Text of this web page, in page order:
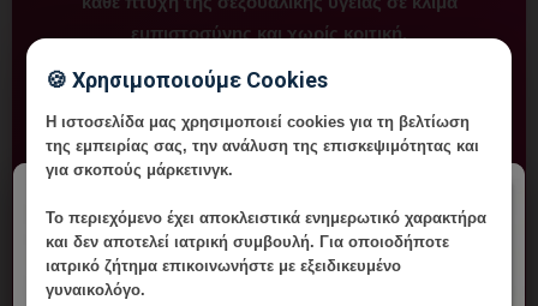
εμπιστοσύνης και χωρίς κριτική.
📞 210 6716126
✉️ ikdmd@hotmail.com
🍪 Χρησιμοποιούμε Cookies
Η ιστοσελίδα μας χρησιμοποιεί cookies για τη βελτίωση
της εμπειρίας σας, την ανάλυση της επισκεψιμότητας και
για σκοπούς μάρκετινγκ.
Το περιεχόμενο έχειαποκλειστικά ενημερωτικό χαρακτήρα
και δεν αποτελεί ιατρική συμβουλή. Για οποιοδήποτε
ιατρικό ζήτημα επικοινωνήστε με εξειδικευμένο
γυναικολόγο.